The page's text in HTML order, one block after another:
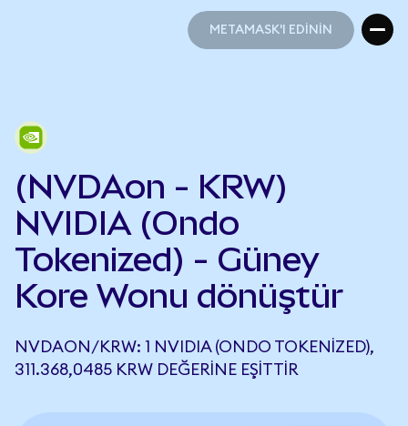
METAMASK'I EDİNİN
(NVDAon - KRW)
NVIDIA (Ondo
Tokenized) - Güney
Kore Wonu dönüştür
NVDAON/KRW: 1 NVIDIA (ONDO TOKENIZED),
311.368,0485 KRW DEĞERINE EŞITTIR